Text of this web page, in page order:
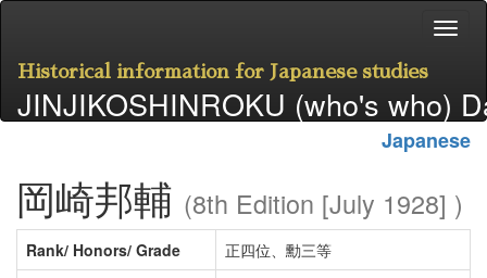
Historical information for Japanese studies
JINJIKOSHINROKU (who's who)
Japanese
岡崎邦輔 (8th Edition [July 1928] )
Rank/ Honors/ Grade
正四位、勳三等